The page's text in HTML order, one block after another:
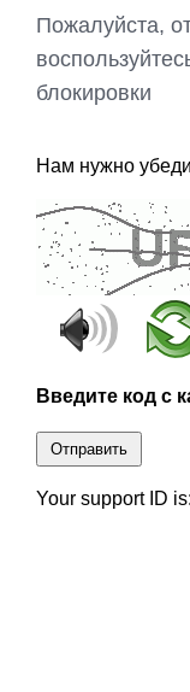
Пожалуйста,
блокировки
Нам нужно
Введите код с
Отправить
Your support ID